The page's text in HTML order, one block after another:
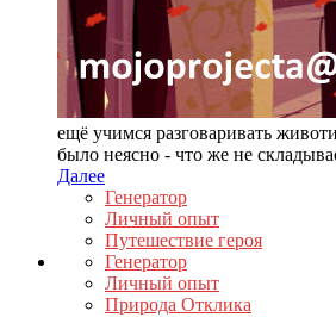
ещё учимся разговаривать
было неясно - что же не
Далее
Генератор
Личный опыт
Путешествие героя
Генератор
Личный опыт
Природа Отклика